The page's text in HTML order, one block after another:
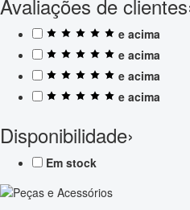
Avaliações de clientes
e acima
e acima
e acima
e acima
Disponibilidade›
Em stock